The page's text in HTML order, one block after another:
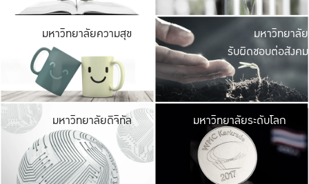
มหาวิทยาลัยความสุข มหาวิ
ค
เปิดประ
และพบเรื่องราวใ
มหาวิทยาลัย
รับผิดชอบต่อสังคม
มหาวิทยาลัยดิจิทัล มหาวิ
เปลี่ยนแปลง แล
เพื่อทำง
ระบบสารสนเทศ
มหาวิทยาลัยระดับโลก